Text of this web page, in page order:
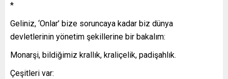
*
Geliniz, ‘Onlar’ bize soruncaya kadar biz dünya
devletlerinin yönetim şekillerine bir bakalım:
Monarşi, bildiğimiz krallık, kraliçelik, padişahlık.
Çeşitleri var: